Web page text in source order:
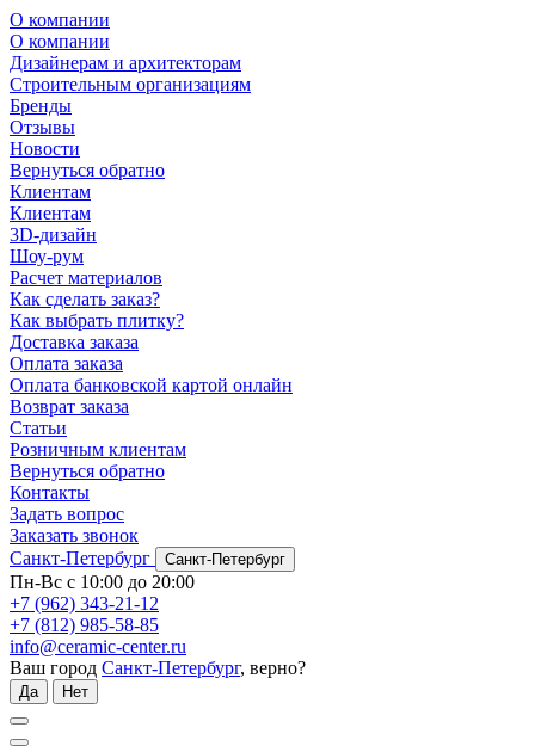
О компании
О компании
Дизайнерам и архитекторам
Строительным организациям
Бренды
Отзывы
Новости
Вернуться обратно
Клиентам
Клиентам
3D-дизайн
Шоу-рум
Расчет материалов
Как сделать заказ?
Как выбрать плитку?
Доставка заказа
Оплата заказа
Оплата банковской картой онлайн
Возврат заказа
Статьи
Розничным клиентам
Вернуться обратно
Контакты
Задать вопрос
Заказать звонок
Санкт-Петербург
Санкт-Петербург
Пн-Вс с 10:00 до 20:00
+7 (962) 343-21-12
+7 (812) 985-58-85
info@ceramic-center.ru
Ваш город Санкт-Петербург, верно?
Да Нет